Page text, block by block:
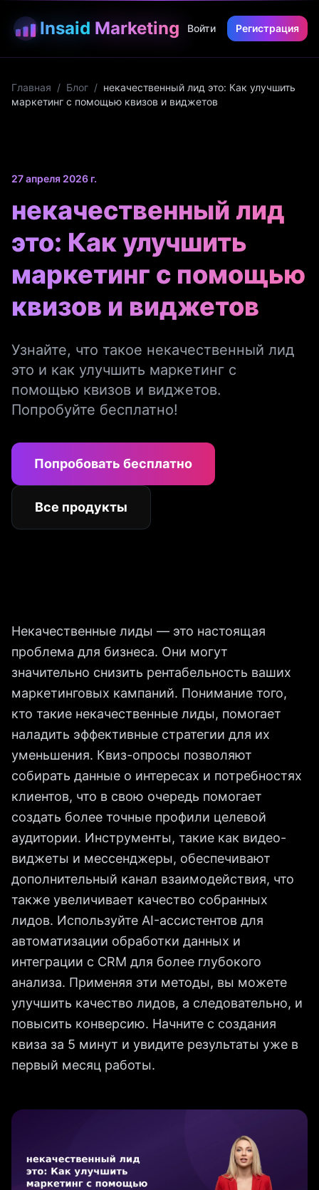
Insaid Marketing Войти Регистрация
Главная / Блог / некачественный лид это: Как улучшить
маркетинг с помощью квизов и виджетов
27 апреля 2026 г.
некачественный лид
это: Как улучшить
маркетинг с помощью
квизов и виджетов
Узнайте, что такое некачественный лид
это и как улучшить маркетинг с
помощью квизов и виджетов.
Попробуйте бесплатно!
Попробовать бесплатно
Все продукты
Некачественные лиды — это настоящая
проблема для бизнеса. Они могут
значительно снизить рентабельность ваших
маркетинговых кампаний. Понимание того,
кто такие некачественные лиды, помогает
наладить эффективные стратегии для их
уменьшения. Квиз-опросы позволяют
собирать данные о интересах и потребностях
клиентов, что в свою очередь помогает
создать более точные профили целевой
аудитории. Инструменты, такие как видео-
виджеты и мессенджеры, обеспечивают
дополнительный канал взаимодействия, что
также увеличивает качество собранных
лидов. Используйте AI-ассистентов для
автоматизации обработки данных и
интеграции с CRM для более глубокого
анализа. Применяя эти методы, вы можете
улучшить качество лидов, а следовательно, и
повысить конверсию. Начните с создания
квиза за 5 минут и увидите результаты уже в
первый месяц работы.